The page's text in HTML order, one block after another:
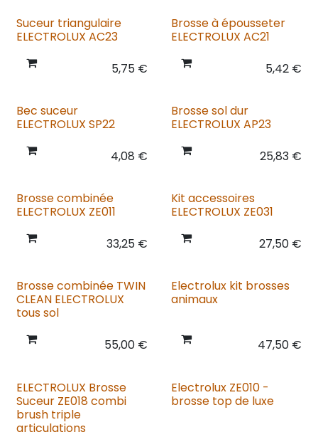
Suceur triangulaire
ELECTROLUX AC23
5,75€
Brosse à épousseter
ELECTROLUX AC21
5,42 €
Bec suceur
ELECTROLUX SP22
4,08 €
Brosse sol dur
ELECTROLUX AP23
25,83 €
Brosse combinée
ELECTROLUX ZE011
33,25€
Kit accessoires
ELECTROLUX ZE031
27,50 €
Brosse combinée TWIN
CLEAN ELECTROLUX
tous sol
55,00€
Electrolux kit brosses
animaux
47,50 €
ELECTROLUX Brosse
Suceur ZE018 combi
brush triple
articulations
Electrolux ZE010 -
brosse top de luxe